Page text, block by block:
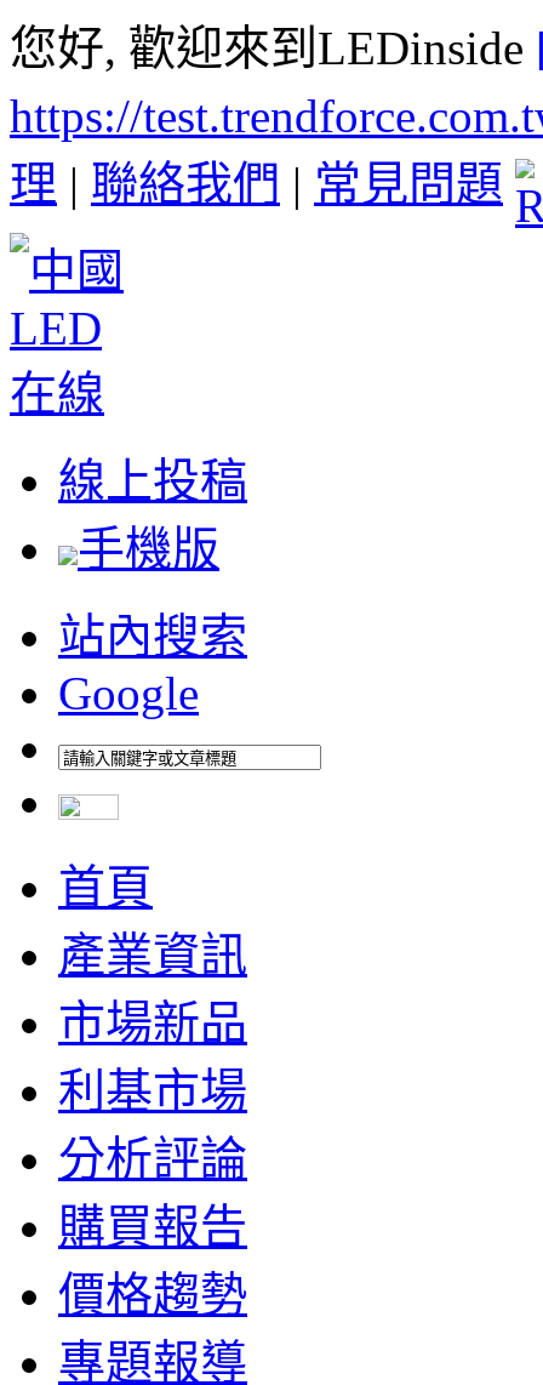
您好, 歡迎來到LEDinside
https://
理 | 聯絡我們 | 常見問題
線上投稿
手機版
站內搜索
Google
首頁
產業資訊
市場新品
利基市場
分析評論
購買報告
價格趨勢
專題報導